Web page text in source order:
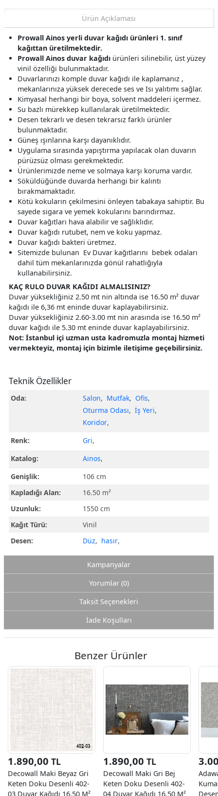
Ürün Açıklaması
Prowall Ainos yerli duvar kağıdı ürünleri 1. sınıf
kağıttan üretilmektedir.
Prowall Ainos duvar kağıdı ürünleri silinebilir, üst yüzey
vinil özelliği bulunmaktadır.
Duvarlarınızı komple duvar kağıdı ile kaplamanız ,
mekanlarınıza yüksek derecede ses ve Isı yalıtımı sağlar.
Kimyasal herhangi bir boya, solvent maddeleri içermez.
Su bazlı mürekkep kullanılarak üretilmektedir.
Desen tekrarlı ve desen tekrarsız farklı ürünler
bulunmaktadır.
Güneş ışınlarına karşı dayanıklıdır.
Uygulama sırasında yapıştırma yapılacak olan duvarın
pürüzsüz olması gerekmektedir.
Ürünlerimizde neme ve solmaya karşı koruma vardır.
Söküldüğünde duvarda herhangi bir kalıntı
bırakmamaktadır.
Kötü kokuların çekilmesini önleyen tabakaya sahiptir. Bu
sayede sigara ve yemek kokularını barındırmaz.
Duvar kağıtları hava alabilir ve sağlıklıdır.
Duvar kağıdı rutubet, nem ve koku yapmaz.
Duvar kağıdı bakteri üretmez.
Sitemizde bulunan Ev Duvar kağıtlarını bebek odaları
dahil tüm mekanlarınızda gönül rahatlığıyla
kullanabilirsiniz.
KAÇ RULO DUVAR KAĞIDI ALMALISINIZ?
Duvar yüksekliğiniz 2.50 mt nin altında ise 16.50 m² duvar
kağıdı ile 6,36 mt eninde duvar kaplayabilirsiniz.
Duvar yüksekliğiniz 2.60-3.00 mt nin arasında ise 16.50 m²
duvar kağıdı ile 5.30 mt eninde duvar kaplayabilirsiniz.
Not: İstanbul içi uzman usta kadromuzla montaj hizmeti
vermekteyiz, montaj için bizimle iletişime geçebilirsiniz.
Teknik Özellikler
Oda: Salon, Mutfak, Ofis,
Oturma Odası, İş Yeri,
Koridor,
Renk:
Gri,
Katalog:
Ainos,
Genişlik:
106 cm
Kapladığı Alan:
16.50 m²
Uzunluk:
1550 cm
Kağıt Türü:
Vinil
Desen:
Düz, hasır,
Kampanyalar
Yorumlar (0)
Taksit Seçenekleri
İade Koşulları
Benzer Ürünler
1.890,00 TL
Decowall Maki Beyaz Gri
Keten Doku Desenli 402-
03 Duvar Kağıdı 16.50 M²
1.890,00 TL
Decowall Maki Gri Bej
Keten Doku Desenli 402-
04 Duvar Kağıdı 16.50 M²